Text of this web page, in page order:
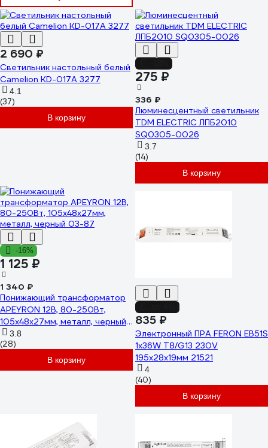
2 690 ₽
Светильник настольный белый
Camelion KD-017A 3277
4.1
(37)
В корзину
275 ₽
336 ₽
Люминесцентный светильник
TDM ELECTRIC ЛПБ2010
SQ0305-0026
3.7
(14)
В корзину
-16%
1 125 ₽
1 340 ₽
Понижающий трансформатор
APEYRON 12В, 80-250Вт,
105х48х27мм, металл, черный
03-87
3.8
(28)
В корзину
835 ₽
Электронный ПРА FERON EB51S
1х36W T8/G13 230V
195х28х19мм 21521
4
(40)
В корзину